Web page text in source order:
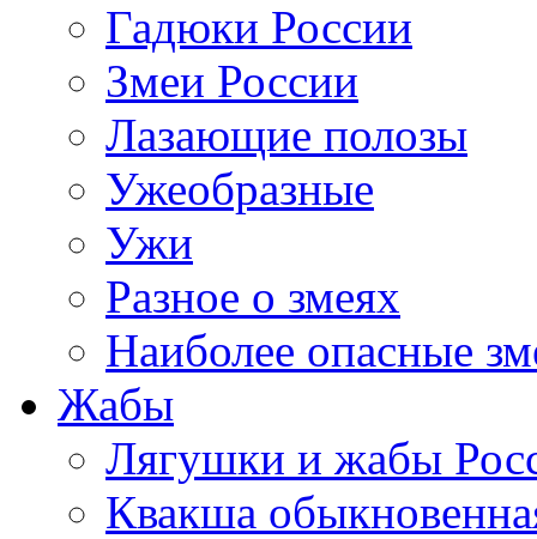
Гадюки России
Змеи России
Лазающие полозы
Ужеобразные
Ужи
Разное о змеях
Наиболее опасные
Жабы
Лягушки и жабы
Квакша